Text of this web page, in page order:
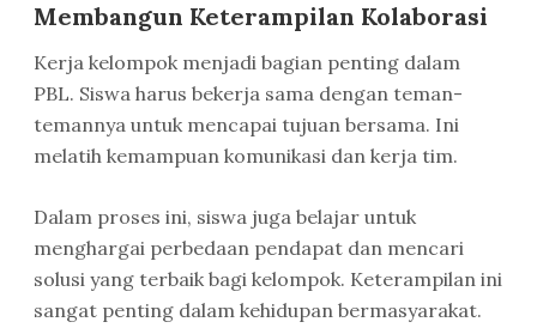
Membangun Keterampilan Kolaborasi
Kerja kelompok menjadi bagian penting dalam
PBL. Siswa harus bekerja sama dengan teman-
temannya untuk mencapai tujuan bersama. Ini
melatih kemampuan komunikasi dan kerja tim.
Dalam proses ini, siswa juga belajar untuk
menghargai perbedaan pendapat dan mencari
solusi yang terbaik bagi kelompok. Keterampilan ini
sangat penting dalam kehidupan bermasyarakat.